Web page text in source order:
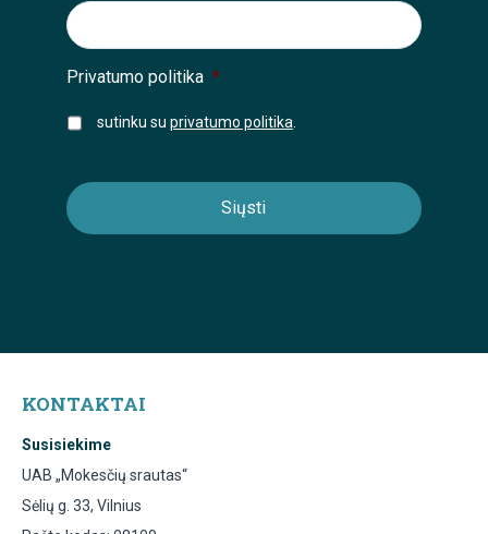
Privatumo politika *
sutinku su privatumo politika
KONTAKTAI
Susisiekime
UAB „Mokesčių srautas“
Sėlių g. 33, Vilnius